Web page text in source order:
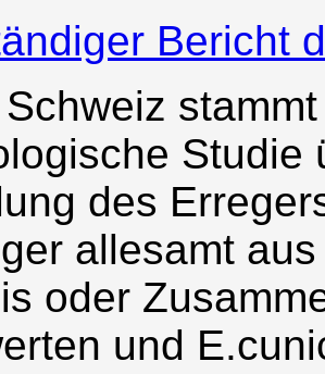
Bericht
Studie
des
allesamt
oder
und